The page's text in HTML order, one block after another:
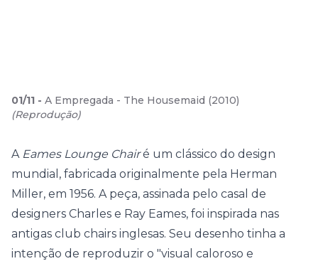
01/11 - A Empregada - The Housemaid (2010)
(Reprodução)
A Eames Lounge Chairé um clássico do design
mundial, fabricada originalmente pela Herman
Miller, em 1956. A peça, assinada pelo casal de
designers Charles e Ray Eames, foi inspirada nas
antigas club chairs inglesas. Seu desenho tinha a
intenção de reproduzir o "visual caloroso e